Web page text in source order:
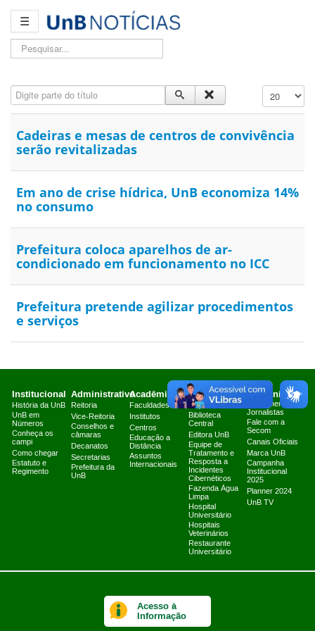
☰
Pesquisar...
Digite parte do título Exibir #
Cadeiras e mesas de centros de convivência
serão revitalizadas
Em ano de crise hídrica, UnB economiza 14%
no consumo
Prefeitura coloca aparelhos de ar-
condicionado em funcionamento no ICC
Prefeitura pretende agilizar procedimentos
e serviços
Institucional
História da UnB
UnB em
Números
Conheça os
campi
Como chegar
Estatuto e
Regimento
Administrativo
Reitoria
Vice-Reitoria
Conselhos e
câmaras
Decanatos
Secretarias
Prefeitura da
UnB
Acadêmico
Faculdades
Institutos
Centros
Educação a
Distância
Assuntos
Internacionais
Serviços
Arquivo Central
Biblioteca
Central
Editora UnB
Equipe de
Tratamento e
Resposta a
Incidentes
Cibernéticos
Fazenda Água
Limpa
Hospital
Universitário
Hospitais
Veterinários
Restaurante
Universitário
Comunicação
Atendimento a
Jornalistas
Fale com a
Secom
Canais Oficiais
Marca UnB
Campanha
Institucional
2025
Planner 2024
UnB TV
Acesso à
Informação